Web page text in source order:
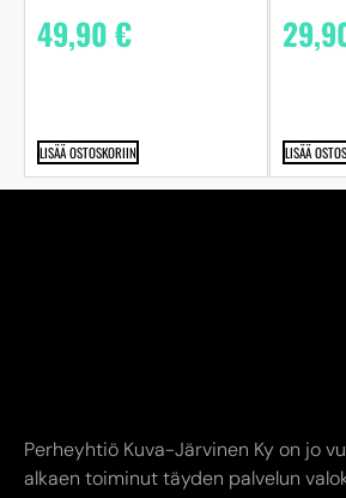
49,90€
LISÄÄ OSTOSKORIIN LISÄÄ
Perheyhtiö Kuva-Järvinen Ky on jo
alkaen toiminut täyden palvelun